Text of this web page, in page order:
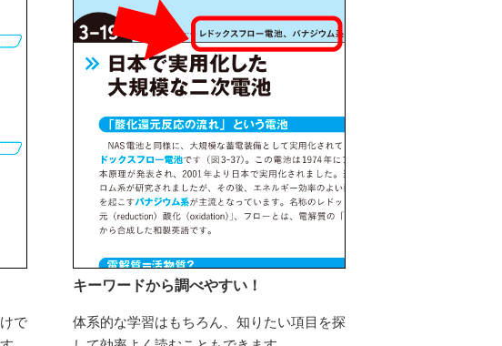
で
キーワードから調べやすい！
体系的な学習はもちろん、知りたい項目を探